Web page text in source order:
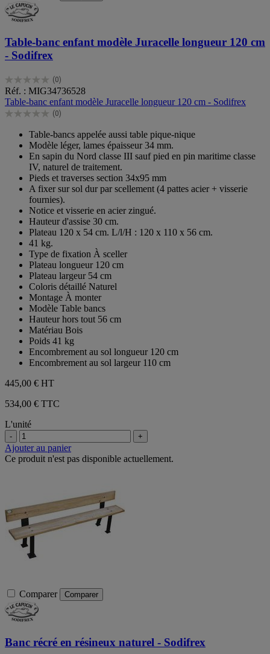
Table-banc enfant modèle Juracelle longueur 120 cm
- Sodifrex
(0)
0.0
sur
5
étoiles.
Réf. : MIG34736528
Table-banc enfant modèle Juracelle longueur 120 cm - Sodifrex
(0)
0.0
étoiles.
Table-bancs appelée aussi table pique-nique
Modèle léger, lames épaisseur 34 mm.
En sapin du Nord classe III sauf pied en pin maritime classe
IV, naturel de traitement.
Pieds et traverses section 34x95 mm
A fixer sur sol dur par scellement (4 pattes acier + visserie
fournies).
Notice et visserie en acier zingué.
Hauteur d'assise 30 cm.
Plateau 120 x 54 cm. L/l/H : 120 x 110 x 56 cm.
41 kg.
Type de fixation À sceller
Plateau longueur 120 cm
Plateau largeur 54 cm
Coloris détaillé Naturel
Montage À monter
Modèle Table bancs
Hauteur hors tout 56 cm
Matériau Bois
Poids 41 kg
Encombrement au sol longueur 120 cm
Encombrement au sol largeur 110 cm
445,00 € HT
534,00 € TTC
L'unité
- +
Ajouter au panier
Ce produit n'est pas disponible actuellement.
Comparer Comparer
Banc récré en résineux naturel - Sodifrex